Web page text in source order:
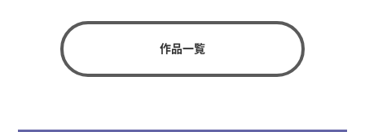
作品一覧